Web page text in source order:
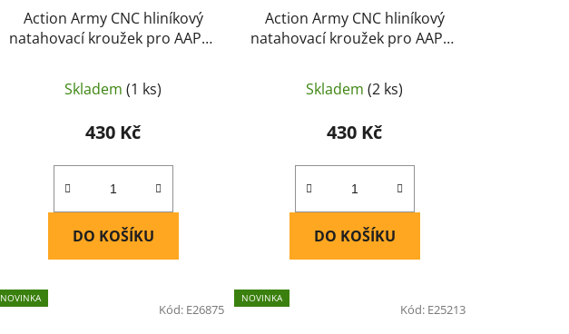
Action Army CNC hliníkový
natahovací kroužek pro AAP01
Skladem(1 ks)
430 Kč
DO KOŠÍKU
Action Army CNC hliníkový
natahovací kroužek pro AAP01
Skladem(2 ks)
430 Kč
DO KOŠÍKU
NOVINKA
Kód: E26875
NOVINKA
Kód: E25213